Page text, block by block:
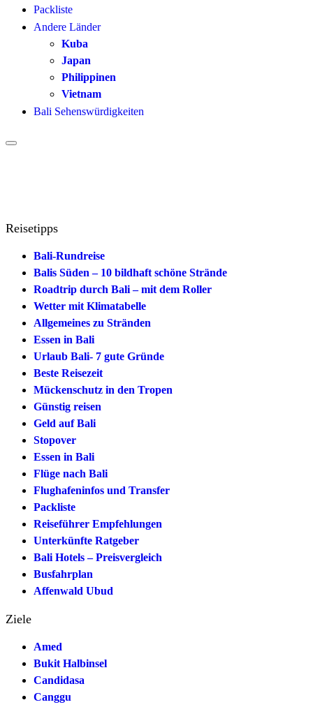
Packliste
Andere Länder
Kuba
Japan
Philippinen
Vietnam
Bali Sehenswürdigkeiten
Reisetipps
Bali-Rundreise
Balis Süden – 10 bildhaft schöne Strände
Roadtrip durch Bali – mit dem Roller
Wetter mit Klimatabelle
Allgemeines zu Stränden
Essen in Bali
Urlaub Bali- 7 gute Gründe
Beste Reisezeit
Mückenschutz in den Tropen
Günstig reisen
Geld auf Bali
Stopover
Essen in Bali
Flüge nach Bali
Flughafeninfos und Transfer
Packliste
Reiseführer Empfehlungen
Unterkünfte Ratgeber
Bali Hotels – Preisvergleich
Busfahrplan
Affenwald Ubud
Ziele
Amed
Bukit Halbinsel
Candidasa
Canggu